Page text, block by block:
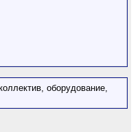
оборудование,